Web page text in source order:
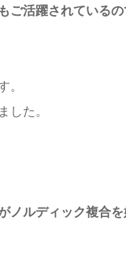
ご活躍されているの
。
した。
ノルディック複合